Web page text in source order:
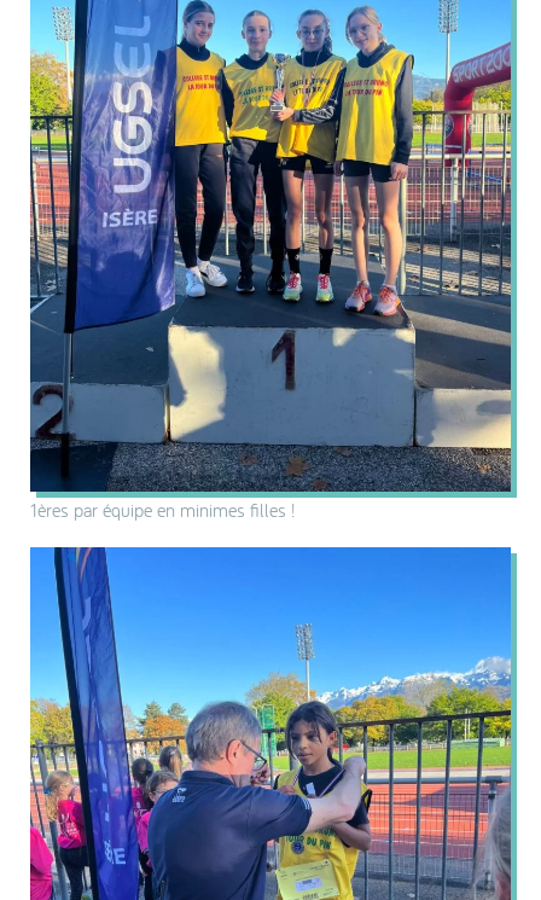
1ères par équipe en minimes filles !